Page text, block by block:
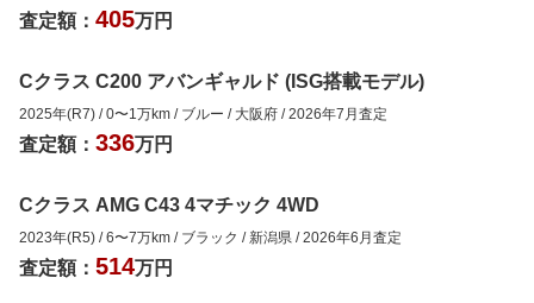
査定額： 405万円
Cクラス C200 アバンギャルド (ISG搭載モデル)
2025年(R7) /0〜1 万km / ブルー / 大阪府 /2026年7月査定
査定額： 336万円
Cクラス AMG C43 4マチック 4WD
2023年(R5) /6〜7万km / ブラック /新潟県 /2026年6月査定
査定額： 514万円